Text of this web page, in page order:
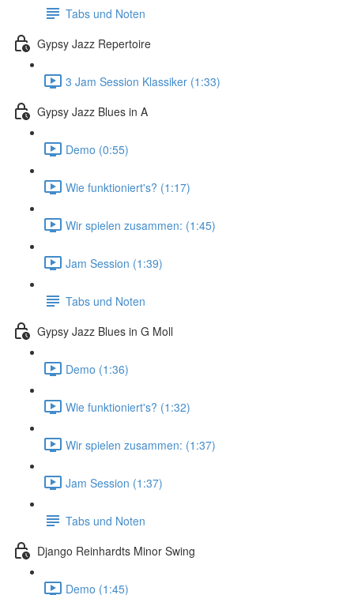
Tabs und Noten
Gypsy Jazz Repertoire
3 Jam Session Klassiker (1:33)
Gypsy Jazz Blues in A
Demo (0:55)
Wie funktioniert's? (1:17)
Wir spielen zusammen: (1:45)
Jam Session (1:39)
Tabs und Noten
Gypsy Jazz Blues in G Moll
Demo (1:36)
Wie funktioniert's? (1:32)
Wir spielen zusammen: (1:37)
Jam Session (1:37)
Tabs und Noten
Django Reinhardts Minor Swing
Demo (1:45)